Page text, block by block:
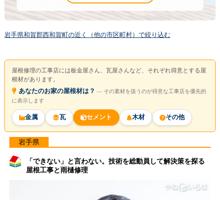
岩手県和賀郡西和賀町の近く（他の市区町村）で絞り込む
屋根修理の工事店には板金屋さん、瓦屋さんなど、それぞれ得意とする屋
根材があります。
あなたのお家の屋根材は？ ― その素材を扱うのが得意な工事店を優先的
に表示します
金属 瓦 セメント 木材 その他
岩手県
「できない」と言わない。技術を総動員して解決策を探る
屋根工事と雨樋修理